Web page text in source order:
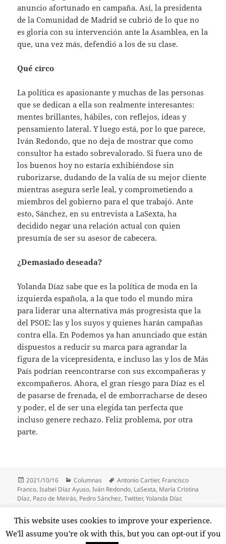
anuncio afortunado en campaña. Así, la presidenta
de la Comunidad de Madrid se cubrió de lo que no
es gloria con su intervención ante la Asamblea, en la
que, una vez más, defendió a los de su clase.
Qué circo
La política es apasionante y muchas de las personas
que se dedican a ella son realmente interesantes:
mentes brillantes, hábiles, con reflejos, ideas y
pensamiento lateral. Y luego está, por lo que parece,
Iván Redondo, que no deja de mostrar que como
consultor ha estado sobrevalorado. Si fuera uno de
los buenos hoy no estaría exhibiéndose sin
ruborizarse, dudando de la valía de su mejor cliente
mientras asegura serle leal, y comprometiendo a
miembros del gobierno para el que trabajó. Ante
esto, Sánchez, en su entrevista a LaSexta, ha
decidido negar una relación actual con quien
presumía de ser su asesor de cabecera.
¿Demasiado deseada?
Yolanda Díaz sabe que es la política de moda en la
izquierda española, a la que todo el mundo mira
para liderar una alternativa más progresista que la
del PSOE: las y los suyos y quienes harán campañas
contra ella. En Podemos ya han anunciado que están
dispuestos a reducir su marca para agrandar la
figura de la vicepresidenta, e incluso las y los de Más
País podrían reencontrarse con sus excompañeras y
excompañeros. Ahora, el gran riesgo para Díaz es el
de pasarse de frenada, el de emborracharse de deseo
y poder, el de ser una elegida tan perfecta que
incluso genere rechazo. Feliz problema, por otra
parte.
Publicado
el
2021/10/16 Categorías
Columnas Etiquetas
Antonio Cartier, Francisco
Franco,Isabel Díaz Ayuso,Iván Redondo, LaSexta, María Cristina
Díaz, Pazo de Meirás, Pedro Sánchez,Twitter,Yolanda Díaz
Paginación
de
PÁGINA1
This website uses cookies to improve your experience.
We'll assume you're ok with this, but you can opt-out if you